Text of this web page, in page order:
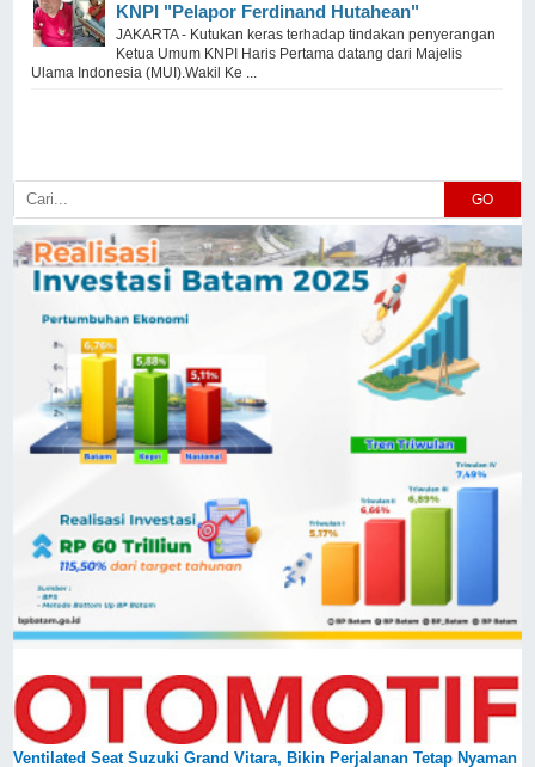
KNPI "Pelapor Ferdinand Hutahean"
JAKARTA - Kutukan keras terhadap tindakan penyerangan
Ketua Umum KNPI Haris Pertama datang dari Majelis
Ulama Indonesia (MUI).Wakil Ke ...
GO
Ventilated Seat Suzuki Grand Vitara, Bikin Perjalanan Tetap Nyaman